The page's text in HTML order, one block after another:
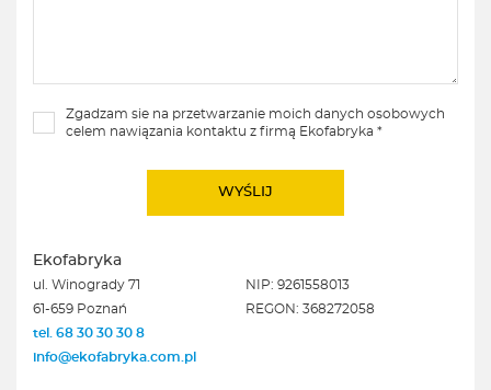
Zgadzam sie na przetwarzanie moich danych osobowych
celem nawiązania kontaktu z firmą Ekofabryka *
Ekofabryka
ul. Winogrady 71
61-659 Poznań
tel. 68 30 30 30 8
info@ekofabryka.com.pl
NIP: 9261558013
REGON: 368272058